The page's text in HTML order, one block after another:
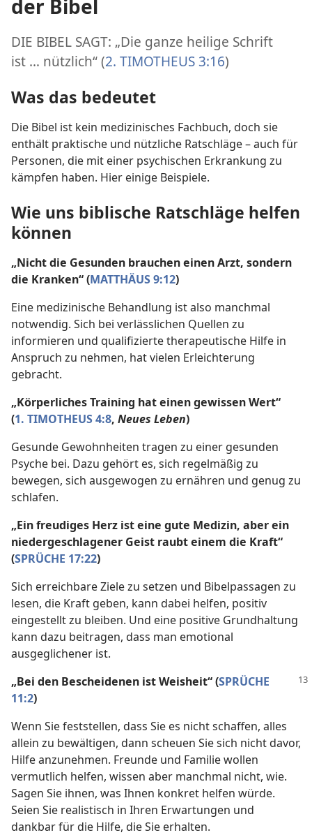
der Bibel
DIE BIBEL SAGT: „Die ganze heilige Schrift
ist … nützlich“ (2. TIMOTHEUS 3:16)
Was das bedeutet
Die Bibel ist kein medizinisches Fachbuch, doch sie
enthält praktische und nützliche Ratschläge – auch für
Personen, die mit einer psychischen Erkrankung zu
kämpfen haben. Hier einige Beispiele.
Wie uns biblische Ratschläge helfen
können
„Nicht die Gesunden brauchen einen Arzt, sondern
die Kranken“ (MATTHÄUS 9:12)
Eine medizinische Behandlung ist also manchmal
notwendig. Sich bei verlässlichen Quellen zu
informieren und qualifizierte therapeutische Hilfe in
Anspruch zu nehmen, hat vielen Erleichterung
gebracht.
„Körperliches Training hat einen gewissen Wert“
(1. TIMOTHEUS 4:8, Neues Leben)
Gesunde Gewohnheiten tragen zu einer gesunden
Psyche bei. Dazu gehört es, sich regelmäßig zu
bewegen, sich ausgewogen zu ernähren und genug zu
schlafen.
„Ein freudiges Herz ist eine gute Medizin, aber ein
niedergeschlagener Geist raubt einem die Kraft“
(SPRÜCHE 17:22)
Sich erreichbare Ziele zu setzen und Bibelpassagen zu
lesen, die Kraft geben, kann dabei helfen, positiv
eingestellt zu bleiben. Und eine positive Grundhaltung
kann dazu beitragen, dass man emotional
ausgeglichener ist.
„Bei den Bescheidenen ist Weisheit“ (SPRÜCHE
11:2)
Wenn Sie feststellen, dass Sie es nicht schaffen, alles
allein zu bewältigen, dann scheuen Sie sich nicht davor,
Hilfe anzunehmen. Freunde und Familie wollen
vermutlich helfen, wissen aber manchmal nicht, wie.
Sagen Sie ihnen, was Ihnen konkret helfen würde.
Seien Sie realistisch in Ihren Erwartungen und
dankbar für die Hilfe, die Sie erhalten.